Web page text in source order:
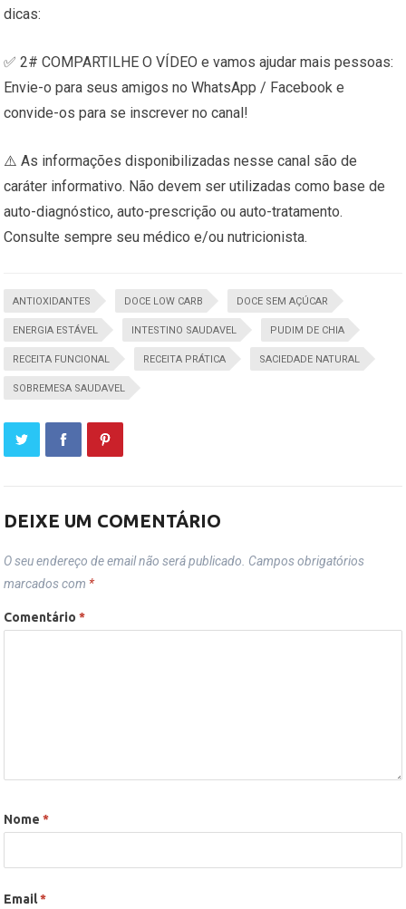
dicas:
✅ 2# COMPARTILHE O VÍDEO e vamos ajudar mais pessoas:
Envie-o para seus amigos no WhatsApp / Facebook e
convide-os para se inscrever no canal!
⚠️ As informações disponibilizadas nesse canal são de
caráter informativo. Não devem ser utilizadas como base de
auto-diagnóstico, auto-prescrição ou auto-tratamento.
Consulte sempre seu médico e/ou nutricionista.
ANTIOXIDANTES DOCE LOW CARB DOCE SEM AÇÚCAR
ENERGIA ESTÁVEL INTESTINO SAUDAVEL PUDIM DE CHIA
RECEITA FUNCIONAL RECEITA PRÁTICA SACIEDADE NATURAL
SOBREMESA SAUDAVEL
DEIXE UM COMENTÁRIO
O seu endereço de email não será publicado. Campos obrigatórios
marcados com *
Comentário*
Nome*
Email*